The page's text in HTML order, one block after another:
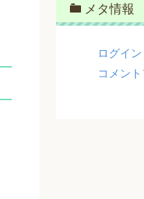
メタ情報
ログイン
コメン